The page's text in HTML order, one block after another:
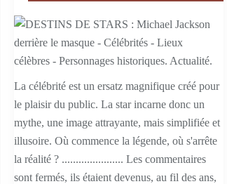
La célébrité est un ersatz magnifique créé pour
le plaisir du public. La star incarne donc un
mythe, une image attrayante, mais simplifiée et
illusoire. Où commence la légende, où s'arrête
la réalité ? ...................... Les commentaires
sont fermés, ils étaient devenus, au fil des ans,